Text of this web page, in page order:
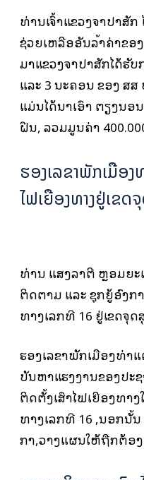
ທ່ານເຈົ້າແຂວງຈໍາປາສັ
ຊ່ວຍເຫລືອອັນລ້ຳຄ່າຂອ
ມາແຂວງຈຳປາສັກໄດ້ຮັບ
ແລະ 3 ນະຄອນ ຂອງ ສ
ແມ່ນໄດ້ນຳເອົາ ຕຽງນອ
ຝືນ, ລວມມູນຄ່າ
ຮອງເລຂາພັກເມືອ
ໄຟເຍືອງທາງຢູ່ເຂ
ທ່ານ ແສງລາຕີ ຫຼອມຍະ
ຕິດຕາມ ແລະ ຊຸກຍູ້ອົງກ
ທາງເລກທີ 16 ຢູ່ເຂດຈຸ
ຮອງເລຂາພັກເມືອງທ່າ
ບັນຫາແຮງງານຂອງປະ
ຕິດຕັ້ງເສົາໄຟເຍືອງທາ
ທາງເລກທີ 16 ,ນອກນັ້
ກາ,ວາງແຜນໃຫ້ຖືກຕ້ອ